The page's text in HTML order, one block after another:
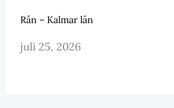
Rån – Kalmar län
juli 25, 2026